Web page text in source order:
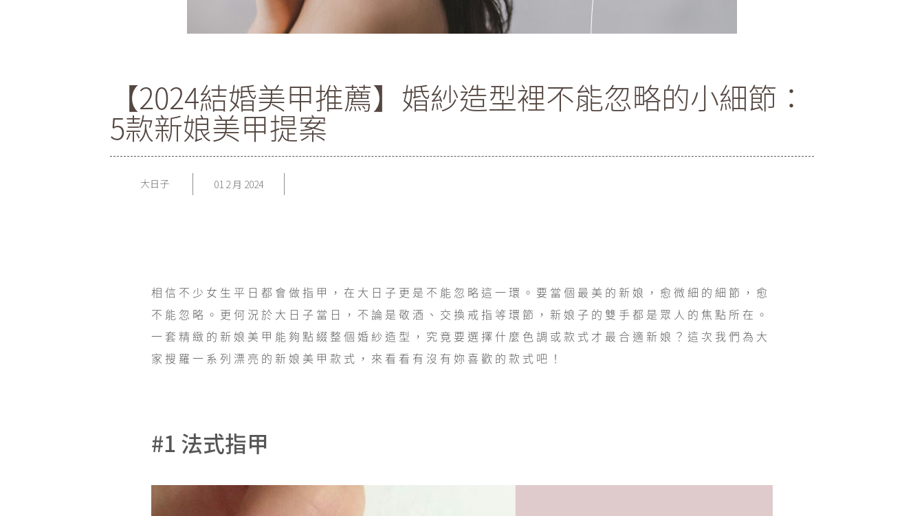
【2024結婚美甲推薦】婚紗造型裡不能忽略的小細節：
5款新娘美甲提案
大日子 01 2 月 2024
相信不少女生平日都會做指甲，在大日子更是不能忽略這一環。要當個最美的新娘，愈微細的細節，愈
不能忽略。更何況於大日子當日，不論是敬酒、交換戒指等環節，新娘子的雙手都是眾人的焦點所在。
一套精緻的新娘美甲能夠點綴整個婚紗造型，究竟要選擇什麼色調或款式才最合適新娘？這次我們為大
家搜羅一系列漂亮的新娘美甲款式，來看看有沒有妳喜歡的款式吧！
#1 法式指甲